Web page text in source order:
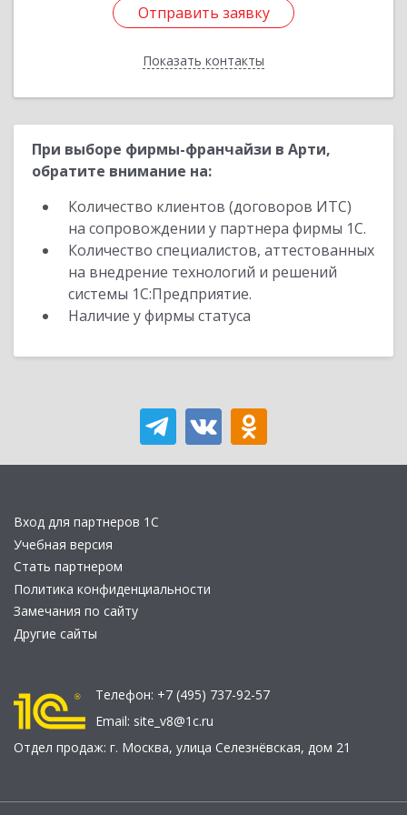
Отправить заявку
Показать контакты
Отправить заявку
Назад
При выборе фирмы-франчайзи в Арти,
обратите внимание на:
Количество клиентов (договоров ИТС)
на сопровождении у партнера фирмы 1С.
Количество специалистов, аттестованных
на внедрение технологий и решений
системы 1С:Предприятие.
Наличие у фирмы статуса
Вход для партнеров 1С
Учебная версия
Стать партнером
Политика конфиденциальности
Замечания по сайту
Другие сайты
Телефон: +7 (495) 737-92-57
Email: site_v8@1c.ru
Отдел продаж: г. Москва, улица Селезнёвская, дом 21